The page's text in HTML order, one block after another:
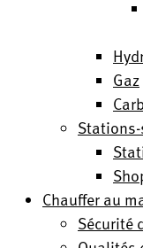
Gaz
Chauffer au
Sécurité